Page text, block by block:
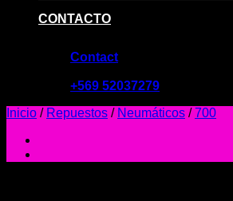
CONTACTO
Contact
+569 52037279
Inicio / Repuestos / Neumáticos / 700